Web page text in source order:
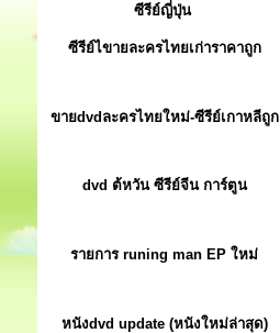
ซีรีย์ญี่ปุ่น
ซีรีย์ไขายละครไทยเก่าราคาถูก
ขายdvdละครไทยใหม่-ซีรีย์เกาหลีถูก
dvd ต้หวัน ซีรีย์จีน การ์ตูน
รายการ runing man EP ใหม่
หนังdvd update (หนังใหม่ล่าสุด)